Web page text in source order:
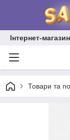
Інтернет-
Товари та